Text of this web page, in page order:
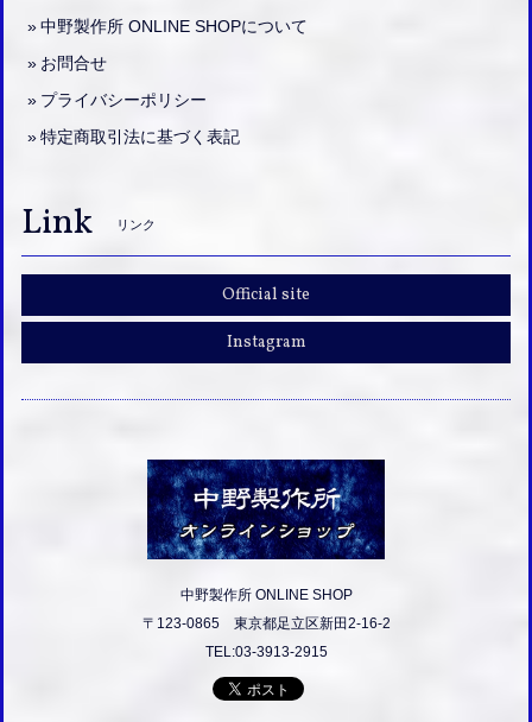
中野製作所 ONLINE SHOPについて
お問合せ
プライバシーポリシー
特定商取引法に基づく表記
Link リンク
Official site
Instagram
中野製作所 ONLINE SHOP
〒123-0865 東京都足立区新田2-16-2
TEL:03-3913-2915